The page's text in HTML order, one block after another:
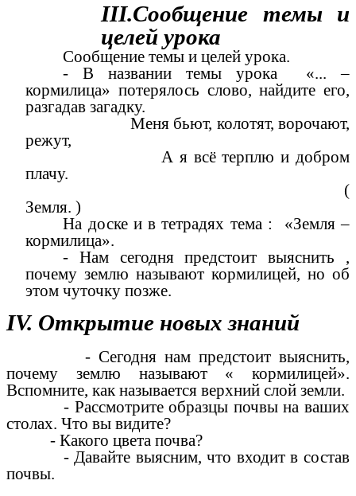
III.Сообщение темы и
целей урока
Сообщение темы и целей урока.
- В названии темы урока «... –
кормилица» потерялось слово, найдите его,
разгадав загадку.
Меня бьют, колотят, ворочают,
режут,
А я всё терплю и добром
плачу.
(
Земля. )
На доске и в тетрадях тема : «Земля –
кормилица».
- Нам сегодня предстоит выяснить ,
почему землю называют кормилицей, но об
этом чуточку позже.
IV. Открытие новых знаний
- Сегодня нам предстоит выяснить,
почему землю называют « кормилицей».
Вспомните, как называется верхний слой земли.
- Рассмотрите образцы почвы на ваших
столах. Что вы видите?
- Какого цвета почва?
- Давайте выясним, что входит в состав
почвы.